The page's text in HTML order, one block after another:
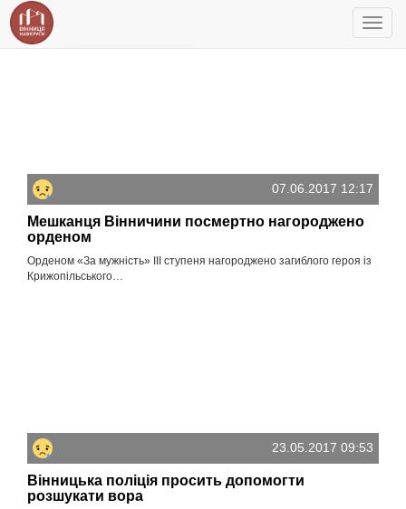
07.06.2017 12:17
Мешканця Вінничини посмертно нагороджено
орденом
Орденом «За мужність» ІІІ ступеня нагороджено загиблого героя із
Крижопільського…
23.05.2017 09:53
Вінницька поліція просить допомогти
розшукати вора